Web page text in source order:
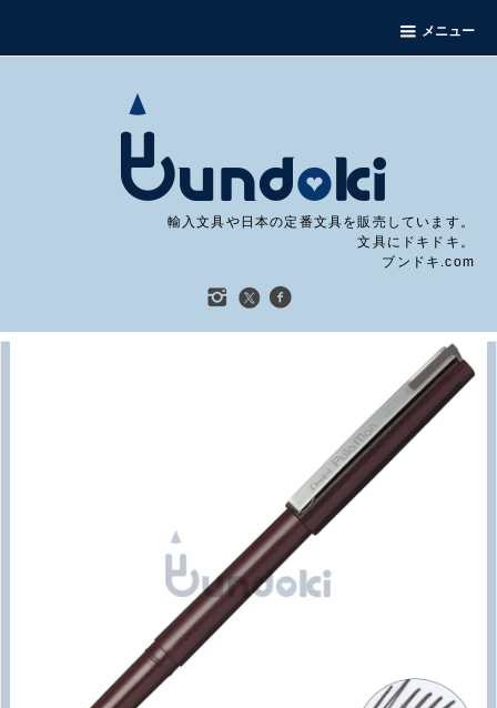
メニュー
輸入文具や日本の定番文具を販売しています。
文具にドキドキ。
ブンドキ.com